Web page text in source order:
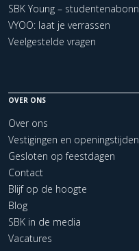
SBK Young –
VYOO: laat je verrassen
Veelgestelde vragen
OVER ONS
Over ons
Vestigingen en openingstijden
Gesloten op feestdagen
Contact
Blijf op de hoogte
Blog
SBK in de media
Vacatures